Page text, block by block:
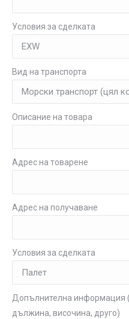
Условия за сделката
Вид на транспорта
Описание на товара
Адрес на товарене
Адрес на получаване
Условия за сделката
Допълнителна информация
дължина, височина, друго)